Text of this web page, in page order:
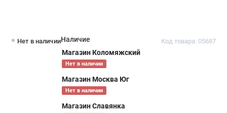
Нет в наличии Код товара: 05687
Наличие
Магазин Коломяжский
Нет в наличии
Магазин Москва Юг
Нет в наличии
Магазин Славянка